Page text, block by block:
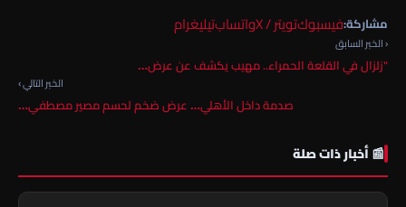
مشاركة:فيسبوكتويتر / X واتسابتيليغرام
‹ الخبر السابق
"زلزال في القلعة الحمراء.. مهيب يكشف عن عرض…
الخبر التالي ›
صدمة داخل الأهلي… عرض ضخم لحسم مصير مصطفي…
📰 أخبار ذات صلة